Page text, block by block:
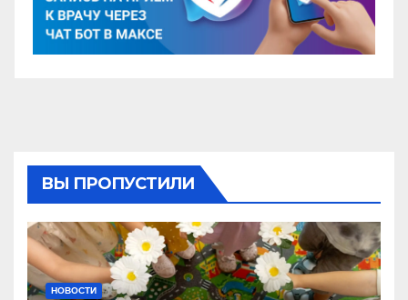
ВЫ ПРОПУСТИЛИ
НОВОСТИ